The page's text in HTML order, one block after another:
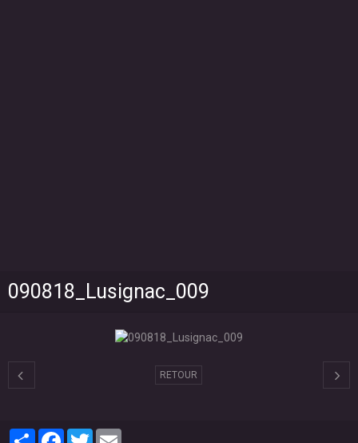
090818_Lusignac_009
RETOUR
PartagerFacebook
Twitter